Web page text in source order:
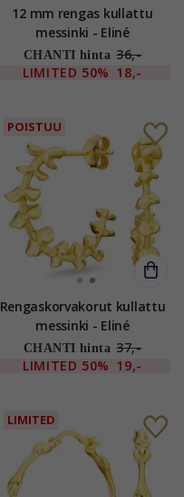
12 mm rengas kullattu
messinki - Eliné
CHANTI hinta 36,-
LIMITED 50% 18,-
POISTUU
Rengaskorvakorut kullattu
messinki - Eliné
CHANTI hinta 37,-
LIMITED 50% 19,-
LIMITED